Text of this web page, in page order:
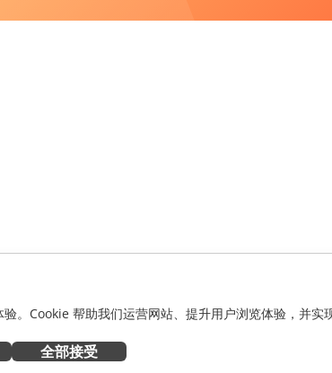
。Cookie 帮助我们运营网站、提升用户浏览体验，并
全部接受